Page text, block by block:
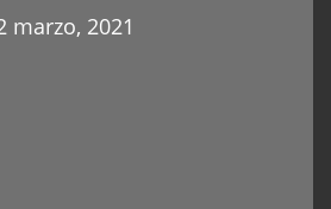
marzo, 2021